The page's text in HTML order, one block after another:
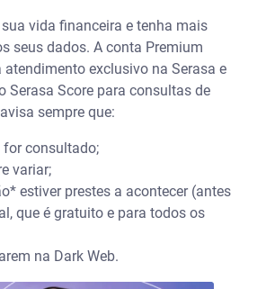
vida financeira e tenha mais
seus dados. A conta Premium
exclusivo na Serasa e
Serasa Score para consultas de
sempre que:
for consultado;
variar;
estiver prestes a acontecer (antes
que é gratuito e para todos os
na Dark Web.